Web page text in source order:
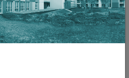
ciała– zmień swoją dietę.
jest noszenie butów na 2-3 cm